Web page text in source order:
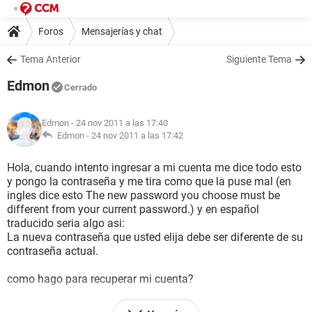
Foros Mensajerías y chat
Tema Anterior Siguiente Tema
Edmon Cerrado
Edmon - 24 nov 2011 a las 17:40
Edmon - 24 nov 2011 a las 17:42
Hola, cuando intento ingresar a mi cuenta me dice todo esto
y pongo la contraseña y me tira como que la puse mal (en
ingles dice esto The new password you choose must be
different from your current password.) y en español
traducido seria algo asi:
La nueva contraseña que usted elija debe ser diferente de su
contraseña actual.
como hago para recuperar mi cuenta?
Crear una contraseña nueva